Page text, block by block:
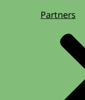
Partners